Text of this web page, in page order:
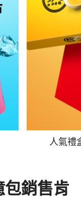
人氣禮
包銷售肯